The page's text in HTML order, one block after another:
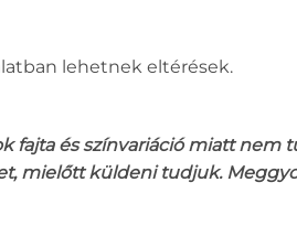
lehetnek eltérések.
fajta és színvariáció miatt
mielőtt küldeni tudjuk.